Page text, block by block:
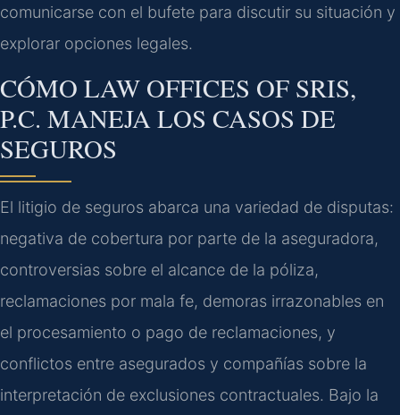
comunicarse con el bufete para discutir su situación y
explorar opciones legales.
CÓMO LAW OFFICES OF SRIS,
P.C. MANEJA LOS CASOS DE
SEGUROS
El litigio de seguros abarca una variedad de disputas:
negativa de cobertura por parte de la aseguradora,
controversias sobre el alcance de la póliza,
reclamaciones por mala fe, demoras irrazonables en
el procesamiento o pago de reclamaciones, y
conflictos entre asegurados y compañías sobre la
interpretación de exclusiones contractuales. Bajo la